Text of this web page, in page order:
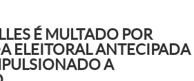
É MULTADO POR
ELEITORAL ANTECIPADA
A